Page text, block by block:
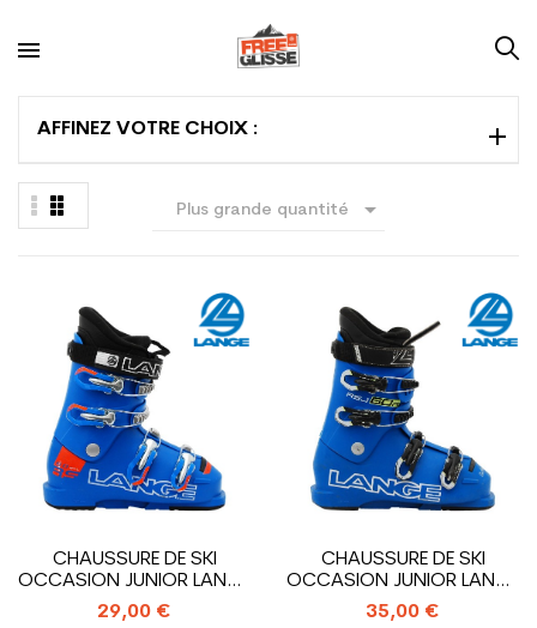
AFFINEZ VOTRE CHOIX :
Plus grande quantité 
CHAUSSURE DE SKI
OCCASION JUNIOR LANGE
RS 60 RTL_4...
29,00 €
CHAUSSURE DE SKI
OCCASION JUNIOR LANGE
RSJ 60R_4...
35,00 €